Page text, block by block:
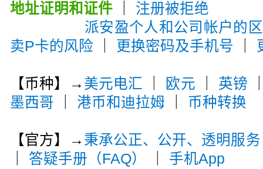
地址证明和证件
注册被拒绝
派安盈个人和公司帐户的
卖P卡的风险
更换密码及手机号
【币种】→ 美元电汇 欧元 英镑
墨西哥
港币和迪拉姆 币种转换
【官方】→ 秉承公正、公开、透明服务
答疑手册（FAQ）
手机App